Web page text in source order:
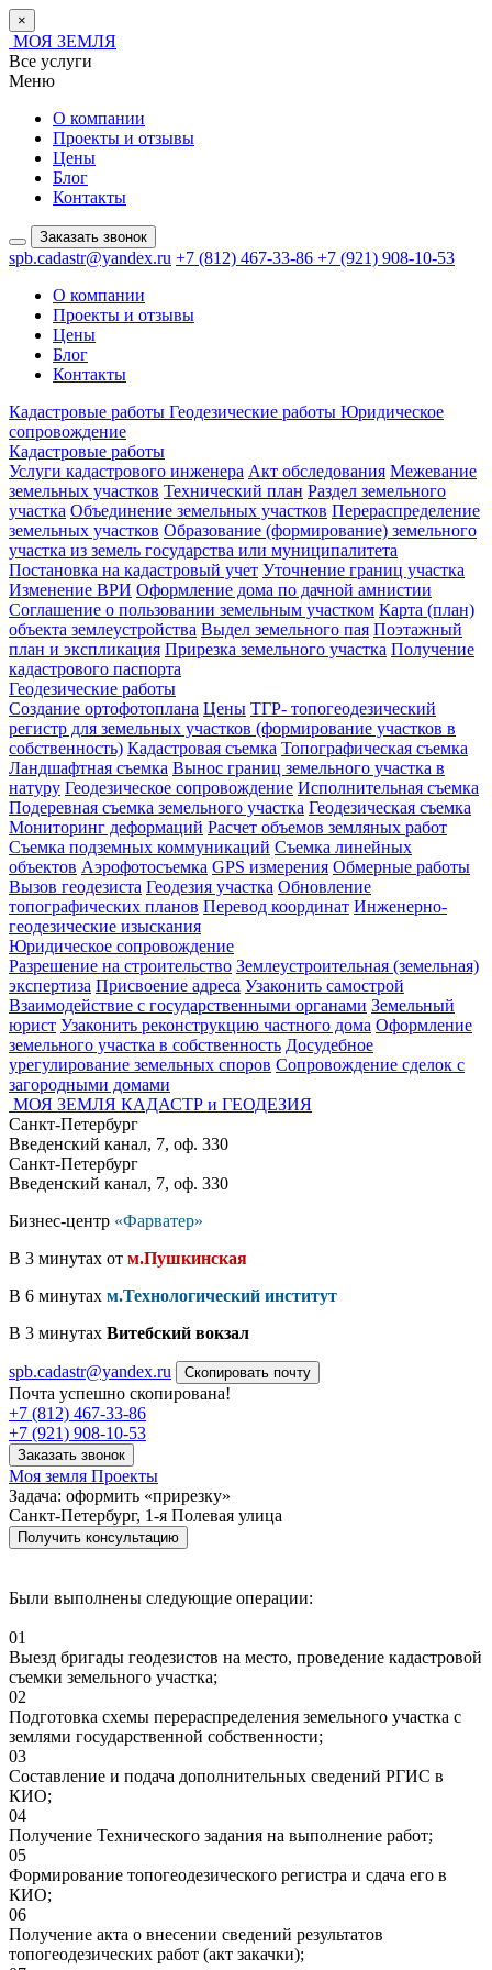
×
МОЯ ЗЕМЛЯ
Все услуги
Меню
О компании
Проекты и отзывы
Цены
Блог
Контакты
Заказать звонок
spb.cadastr@yandex.ru +7 (812) 467-33-86 +7 (921) 908-10-53
О компании
Проекты и отзывы
Цены
Блог
Контакты
Кадастровые работы Геодезические работы Юридическое
сопровождение
Кадастровые работы
Услуги кадастрового инженера Акт обследования Межевание
земельных участков Технический план Раздел земельного
участка Объединение земельных участков Перераспределение
земельных участков Образование (формирование) земельного
участка из земель государства или муниципалитета
Постановка на кадастровый учет Уточнение границ участка
Изменение ВРИ Оформление дома по дачной амнистии
Соглашение о пользовании земельным участком Карта (план)
объекта землеустройства Выдел земельного пая Поэтажный
план и экспликация Прирезка земельного участка Получение
кадастрового паспорта
Геодезические работы
Создание ортофотоплана Цены ТГР- топогеодезический
регистр для земельных участков (формирование участков в
собственность) Кадастровая съемка Топографическая съемка
Ландшафтная съемка Вынос границ земельного участка в
натуру Геодезическое сопровождение Исполнительная съемка
Подеревная съемка земельного участка Геодезическая съемка
Мониторинг деформаций Расчет объемов земляных работ
Съемка подземных коммуникаций Съемка линейных
объектов Аэрофотосъемка GPS измерения Обмерные работы
Вызов геодезиста Геодезия участка Обновление
топографических планов Перевод координат Инженерно-
геодезические изыскания
Юридическое сопровождение
Разрешение на строительство Землеустроительная (земельная)
экспертиза Присвоение адреса Узаконить самострой
Взаимодействие с государственными органами Земельный
юрист Узаконить реконструкцию частного дома Оформление
земельного участка в собственность Досудебное
урегулирование земельных споров Сопровождение сделок с
загородными домами
МОЯ ЗЕМЛЯ КАДАСТР и ГЕОДЕЗИЯ
Санкт-Петербург
Введенский канал, 7, оф. 330
Санкт-Петербург
Введенский канал, 7, оф. 330
Бизнес-центр «Фарватер»
В 3 минутах от м.Пушкинская
В 6 минутах м.Технологический институт
В 3 минутах Витебский вокзал
spb.cadastr@yandex.ru Скопировать почту
Почта успешно скопирована!
+7 (812) 467-33-86
+7 (921) 908-10-53
Заказать звонок
Моя земля Проекты
Задача: оформить «прирезку»
Санкт-Петербург, 1-я Полевая улица
Получить консультацию
Были выполнены следующие операции:
01
Выезд бригады геодезистов на место, проведение кадастровой
съемки земельного участка;
02
Подготовка схемы перераспределения земельного участка с
землями государственной собственности;
03
Составление и подача дополнительных сведений РГИС в
КИО;
04
Получение Технического задания на выполнение работ;
05
Формирование топогеодезического регистра и сдача его в
КИО;
06
Получение акта о внесении сведений результатов
топогеодезических работ (акт закачки);